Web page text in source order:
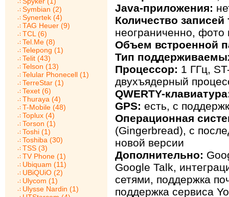
Symbian (2)
Synertek (4)
TAG Heuer (9)
TCL (6)
Tel.Me (8)
Telepong (1)
Telit (43)
Telson (13)
Telular Phonecell (1)
TerreStar (1)
Texet (6)
Thuraya (4)
T-Mobile (48)
Toplux (4)
Torson (1)
Toshi (1)
Toshiba (30)
TSS (3)
TV Phone (1)
Ubiquam (11)
UBiQUiO (2)
Ulycom (1)
Ulysse Nardin (1)
Java-приложения:
Количество
неограниченно, фото
Объем встроенной
Тип
Процессор: 1 ГГц,
двухъядерный
QWERTY-
GPS: есть, с
Операционная
(Gingerbread), с
новой версии
Дополнительно:
Google Talk,
сетями, поддержка
поддержка сервиса